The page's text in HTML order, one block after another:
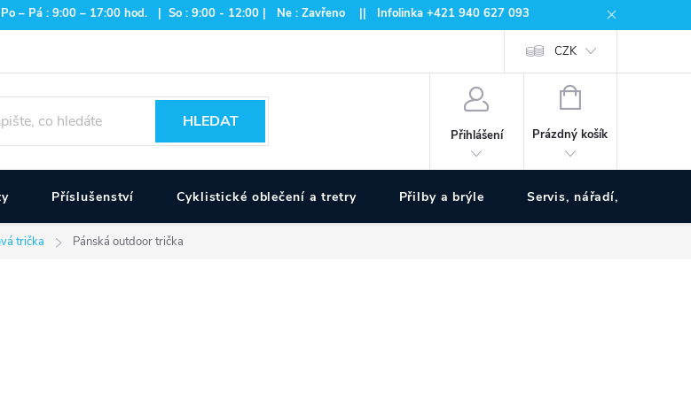
Pá : 9:00 – 17:00 hod. | So : 9:00 - 12:00 | Ne : Zavřeno || Infolinka +421 940 627 093
CZK
HLEDAT
Přihlášení
NÁKUPNÍ
Prázdný košík
Příslušenství Cyklistické oblečení a tretry Přilby a brýle Servis, nářadí, pumpy
trička Pánská outdoor trička